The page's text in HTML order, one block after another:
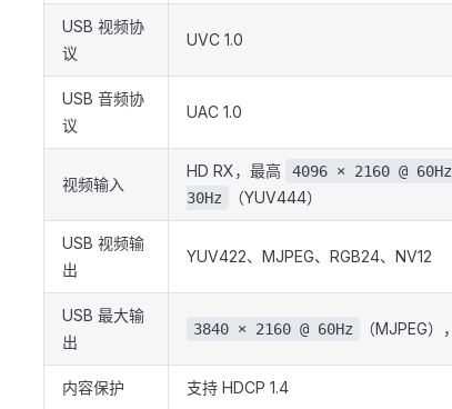
USB 视频协
议
UVC 1.0
USB 音频协
议
UAC 1.0
视频输入
HD RX，最高 4096 × 2160 @ 60Hz
30Hz
（YUV444）
USB 视频输
出
YUV422、MJPEG、RGB24、NV12
USB 最大输
出
3840 × 2160 @ 60Hz （MJPEG），
内容保护 支持 HDCP 1.4